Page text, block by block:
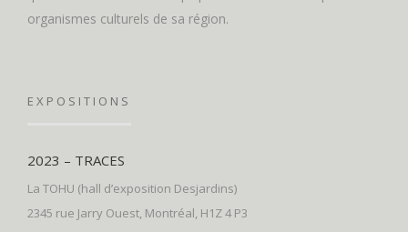
organismes culturels de sa région.
EXPOSITIONS
2023 – TRACES
La TOHU (hall d’exposition Desjardins)
2345 rue Jarry Ouest, Montréal, H1Z 4 P3